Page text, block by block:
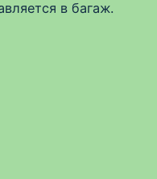
в багаж.